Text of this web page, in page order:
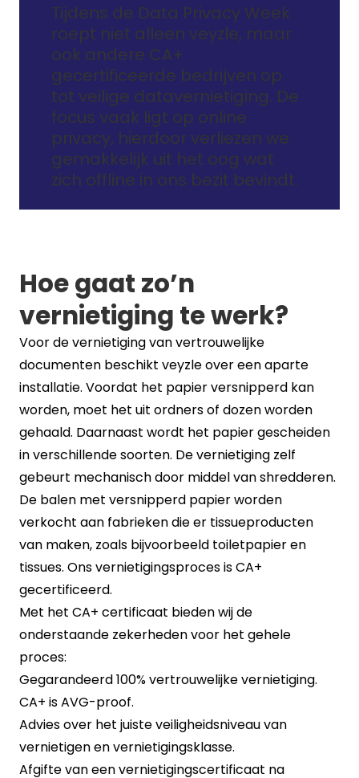
Tijdens de Data Privacy Week
roept niet alleen veyzle, maar
ook andere CA+
gecertificeerde bedrijven op
tot veilige datavernietiging. De
focus vaak ligt op online
privacy, hierdoor verliezen we
gemakkelijk uit het oog wat
zich offline in ons bezit bevindt.
Hoe gaat zo’n
vernietiging te werk?
Voor de vernietiging van vertrouwelijke
documenten beschikt veyzle over een aparte
installatie. Voordat het papier versnipperd kan
worden, moet het uit ordners of dozen worden
gehaald. Daarnaast wordt het papier gescheiden
in verschillende soorten. De vernietiging zelf
gebeurt mechanisch door middel van shredderen.
De balen met versnipperd papier worden
verkocht aan fabrieken die er tissueproducten
van maken, zoals bijvoorbeeld toiletpapier en
tissues. Ons vernietigingsproces is CA+
gecertificeerd.
Met het CA+ certificaat bieden wij de
onderstaande zekerheden voor het gehele
proces:
Gegarandeerd 100% vertrouwelijke vernietiging.
CA+ is AVG-proof.
Advies over het juiste veiligheidsniveau van
vernietigen en vernietigingsklasse.
Afgifte van een vernietigingscertificaat na